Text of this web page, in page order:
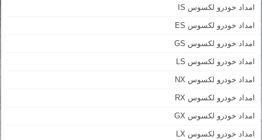
امداد خودرو لکسوس IS
امداد خودرو لکسوس ES
امداد خودرو لکسوس GS
امداد خودرو لکسوس LS
امداد خودرو لکسوس NX
امداد خودرو لکسوس RX
امداد خودرو لکسوس GX
امداد خودرو لکسوس LX